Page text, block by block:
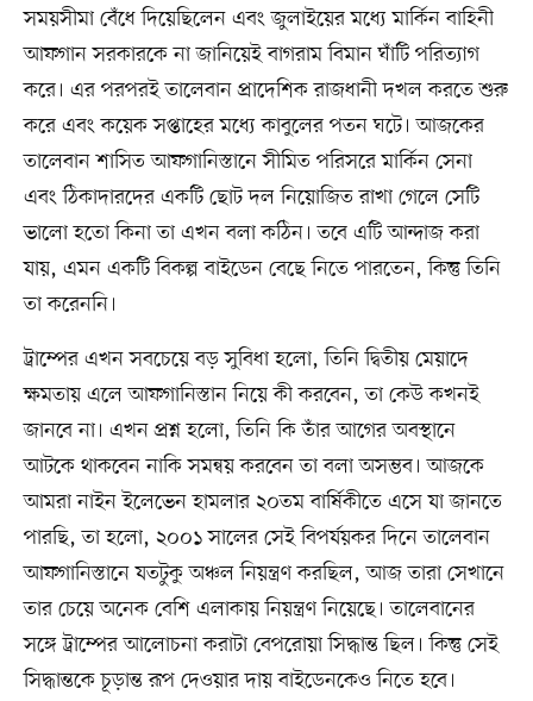
সময়সীমা বেঁধে দিয়েছিলেন এবং জুলাইয়ের মধ্যে মার্কিন বাহিনী
আফগান সরকারকে না জানিয়েই বাগরাম বিমান ঘাঁটি পরিত্যাগ
করে। এর পরপরই তালেবান প্রাদেশিক রাজধানী দখল করতে শুরু
করে এবং কয়েক সপ্তাহের মধ্যে কাবুলের পতন ঘটে। আজকের
তালেবান শাসিত আফগানিস্তানে সীমিত পরিসরে মার্কিন সেনা
এবং ঠিকাদারদের একটি ছোট দল নিয়োজিত রাখা গেলে সেটি
ভালো হতো কিনা তা এখন বলা কঠিন। তবে এটি আন্দাজ করা
যায়, এমন একটি বিকল্প বাইডেন বেছে নিতে পারতেন, কিন্তু তিনি
তা করেননি।
ট্রাম্পের এখন সবচেয়ে বড় সুবিধা হলো, তিনি দ্বিতীয় মেয়াদে
ক্ষমতায় এলে আফগানিস্তান নিয়ে কী করবেন, তা কেউ কখনই
জানবে না। এখন প্রশ্ন হলো, তিনি কি তাঁর আগের অবস্থানে
আটকে থাকবেন নাকি সমন্বয় করবেন তা বলা অসম্ভব। আজকে
আমরা নাইন ইলেভেন হামলার ২০তম বার্ষিকীতে এসে যা জানতে
পারছি, তা হলো, ২০০১ সালের সেই বিপর্যয়কর দিনে তালেবান
আফগানিস্তানে যতটুকু অঞ্চল নিয়ন্ত্রণ করছিল, আজ তারা সেখানে
তার চেয়ে অনেক বেশি এলাকায় নিয়ন্ত্রণ নিয়েছে। তালেবানের
সঙ্গে ট্রাম্পের আলোচনা করাটা বেপরোয়া সিদ্ধান্ত ছিল। কিন্তু সেই
সিদ্ধান্তকে চূড়ান্ত রূপ দেওয়ার দায় বাইডেনকেও নিতে হবে।